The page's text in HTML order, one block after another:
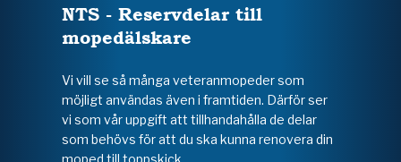
NTS - Reservdelar till
mopedälskare
Vi vill se så många veteranmopeder som
möjligt användas även i framtiden. Därför ser
vi som vår uppgift att tillhandahålla de delar
som behövs för att du ska kunna renovera din